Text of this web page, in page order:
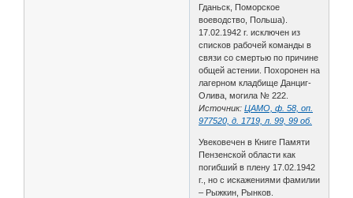
Гданьск, Поморское
воеводство, Польша).
17.02.1942 г. исключен из
списков рабочей команды в
связи со смертью по причине
общей астении. Похоронен на
лагерном кладбище Данциг-
Олива, могила № 222.
Источник:ЦАМО, ф. 58, оп.
977520, д. 1719, л. 99, 99 об.
Увековечен в Книге Памяти
Пензенской области как
погибший в плену 17.02.1942
г., но с искажениями фамилии
– Рыжкин, Рынков.